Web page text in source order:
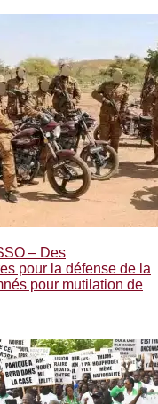
– Des
pour la défense de la
pour mutilation de